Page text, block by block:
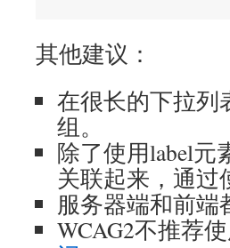
其他建议：
在很长的下拉列
组。
除了使用label
关联起来，通过
服务器端和前端
WCAG2不推荐